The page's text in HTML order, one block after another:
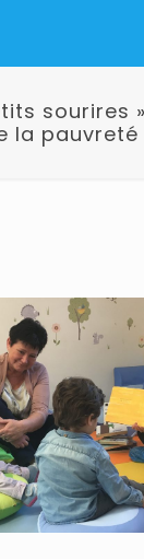
sourires
la